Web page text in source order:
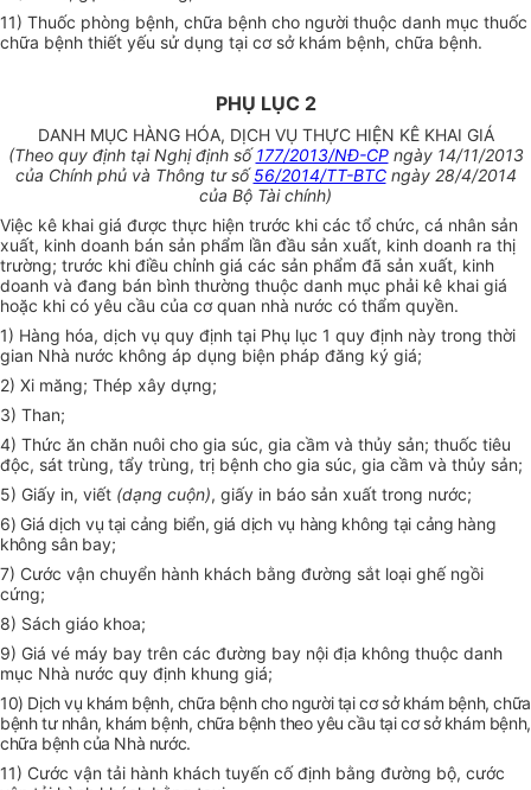
11) Thuốc phòng bệnh, chữa bệnh cho người thuộc danh mục thuốc
chữa bệnh thiết yếu sử dụng tại cơ sở khám bệnh, chữa bệnh.
PHỤ LỤC 2
DANH MỤC HÀNG HÓA, DỊCH VỤ THỰC HIỆN KÊ KHAI GIÁ
(Theo quy định tạiNghị định số177/2013/NĐ-CPngày 14/11/2013
của Chính phủ và Thông tư số56/2014/TT-BTCngày 28/4/2014
của Bộ Tài chính)
Việc kê khai giá được thực hiện trước khi các tổ chức, cá nhân sản
xuất, kinh doanh bán sản phẩm lần đầu sản xuất, kinh doanh ra thị
trường; trước khi điều chỉnh giá các sản phẩm đã sản xuất, kinh
doanh và đang bán bình thường thuộc danh mục phải kê khai giá
hoặc khi có yêu cầu của cơ quan nhà nước có thẩm quyền.
1) Hàng hóa, dịch vụ quy định tại Phụ lục 1 quy định này trong thời
gian Nhà nước không áp dụng biện pháp đăng ký giá;
2) Xi măng; Thép xây dựng;
3) Than;
4) Thức ăn chăn nuôi cho gia súc, gia cầm và thủy sản; thuốc tiêu
độc, sát trùng, tẩy trùng, trị bệnh cho gia súc, gia cầm và thủy sản;
5) Giấy in, viết (dạng cuộn), giấy in báo sản xuất trong nước;
6) Giá dịch vụ tại cảng biển, giá dịch vụ hàng không tại cảng hàng
không sân bay;
7) Cước vận chuyển hành khách bằng đường sắt loại ghế ngồi
cứng;
8) Sách giáo khoa;
9) Giá vé máy bay trên các đường bay nội địa không thuộc danh
mục Nhà nước quy định khung giá;
10) Dịch vụ khám bệnh, chữa bệnh cho người tại cơ sở khám bệnh, chữa
bệnh tư nhân, khám bệnh, chữa bệnh theo yêu cầu tại cơ sở khám bệnh,
chữa bệnh của Nhà nước.
11) Cước vận tải hành khách tuyến cố định bằng đường bộ, cước